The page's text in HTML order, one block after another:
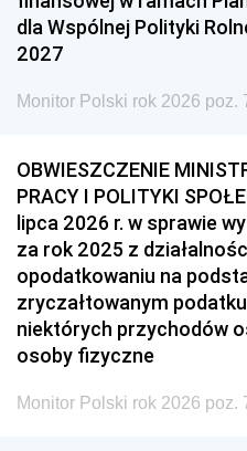
dla Wspólnej Polityki
2027
Monitor Polski rok 2026 poz.
OBWIESZCZENIE
PRACY I POLITYKI
lipca 2026 r. w sprawie
za rok 2025 z
opodatkowaniu na
zryczałtowanym
niektórych przychodów
osoby fizyczne
Monitor Polski rok 2026 poz.